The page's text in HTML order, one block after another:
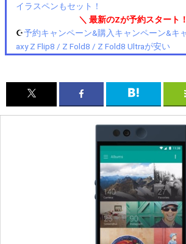
イラスペンもセット！
＼ 最新のZが予約スタート
☪️予約キャンペーン&購入キャンペーン&キ
axy Z Flip8 / Z Fold8 / Z Fold8 Ultraが安い